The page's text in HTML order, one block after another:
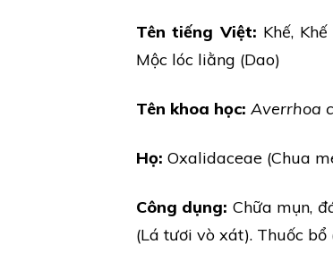
Tên tiếng Việt: Khế,
Mộc lóc liằng (Dao)
Tên khoa học: Averrhoa
Họ: Oxalidaceae (Chua
Công dụng: Chữa mụn,
(Lá tươi vò xát). Thuốc bổ